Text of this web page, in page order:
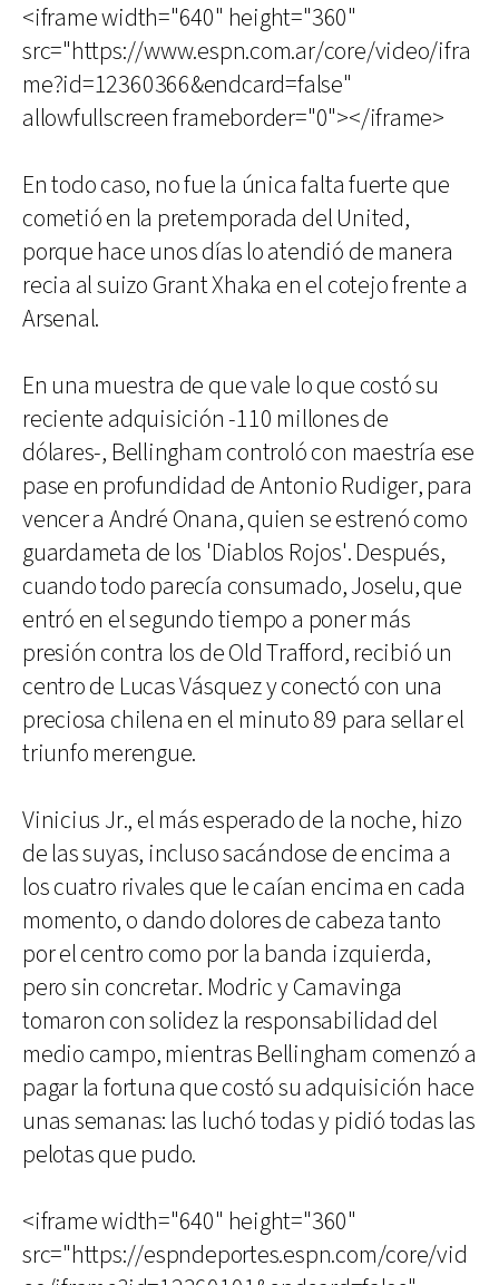
<iframe width="640" height="360"
src="https://www.espn.com.ar/core/video/ifra
me?id=12360366&endcard=false"
allowfullscreen frameborder="0"></iframe>
En todo caso, no fue la única falta fuerte que
cometió en la pretemporada del United,
porque hace unos días lo atendió de manera
recia al suizo Grant Xhaka en el cotejo frente a
Arsenal.
En una muestra de que vale lo que costó su
reciente adquisición -110 millones de
dólares-, Bellingham controló con maestría ese
pase en profundidad de Antonio Rudiger, para
vencer a André Onana, quien se estrenó como
guardameta de los 'Diablos Rojos'. Después,
cuando todo parecía consumado, Joselu, que
entró en el segundo tiempo a poner más
presión contra los de Old Trafford, recibió un
centro de Lucas Vásquez y conectó con una
preciosa chilena en el minuto 89 para sellar el
triunfo merengue.
Vinicius Jr., el más esperado de la noche, hizo
de las suyas, incluso sacándose de encima a
los cuatro rivales que le caían encima en cada
momento, o dando dolores de cabeza tanto
por el centro como por la banda izquierda,
pero sin concretar. Modric y Camavinga
tomaron con solidez la responsabilidad del
medio campo, mientras Bellingham comenzó a
pagar la fortuna que costó su adquisición hace
unas semanas: las luchó todas y pidió todas las
pelotas que pudo.
<iframe width="640" height="360"
src="https://espndeportes.espn.com/core/vid